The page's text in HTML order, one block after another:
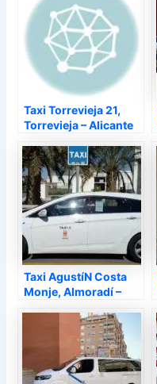
Taxi Torrevieja 21,
Torrevieja – Alicante
Taxi AgustíN Costa
Monje, Almoradí –